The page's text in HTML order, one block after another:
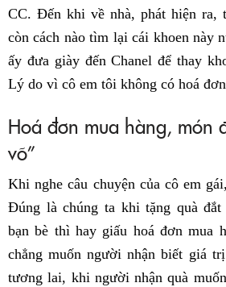
CC. Đến khi về nhà, phát hiện ra,
còn cách nào tìm lại cái khoen này
ấy đưa giày đến Chanel để thay
Lý do vì cô em tôi không có hoá
Hoá đơn mua hàng, món
võ”
Khi nghe câu chuyện của cô em
Đúng là chúng ta khi tặng quà
bạn bè thì hay giấu hoá đơn mua
chẳng muốn người nhận biết giá
tương lai, khi người nhận quà